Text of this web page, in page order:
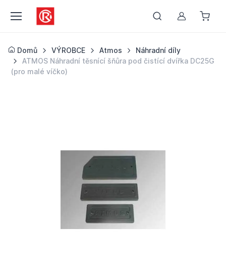
Můj účet
Domů VÝROBCE Atmos
Náhradní díly
ATMOS Náhradní těsnící šňůra pod čistící dvířka DC25G
(pro malé víčko)